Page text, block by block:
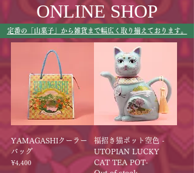
ONLINE SHOP
定番の「山菓子」から雑貨まで幅広く取り揃えております。
YAMAGASHIクーラー
バッグ
Price
¥4,400
福招き猫ポット空色 -
UTOPIAN LUCKY
CAT TEA POT-